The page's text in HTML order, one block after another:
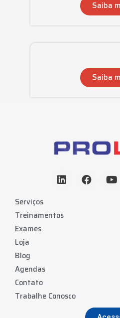
Saiba
Saiba
Serviços
Treinamentos
Exames
Loja
Blog
Agendas
Contato
Trabalhe Conosco